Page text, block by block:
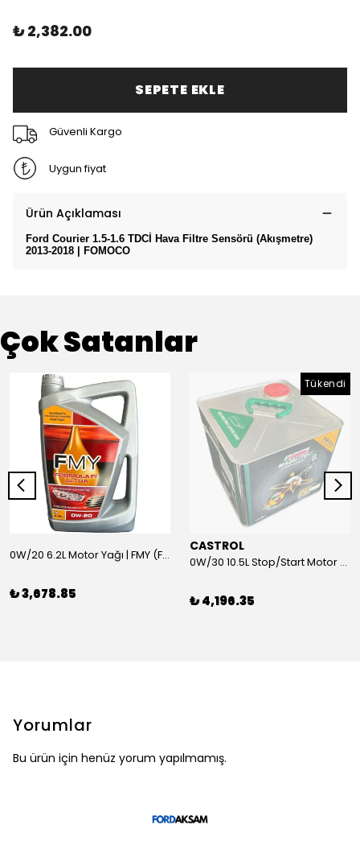
₺ 2,382.00
SEPETE EKLE
Güvenli Kargo
Uygun fiyat
Ürün Açıklaması
Ford Courier 1.5-1.6 TDCİ Hava Filtre Sensörü (Akışmetre)
2013-2018 | FOMOCO
Çok Satanlar
0W/20 6.2L Motor Yağı | FMY (Ford Motor Yağları)
₺ 3,678.85
Tükendi
CASTROL
0W/30 10.5L Stop/Start Motor Yağı | CASTROL
₺ 4,196.35
Yorumlar
Bu ürün için henüz yorum yapılmamış.